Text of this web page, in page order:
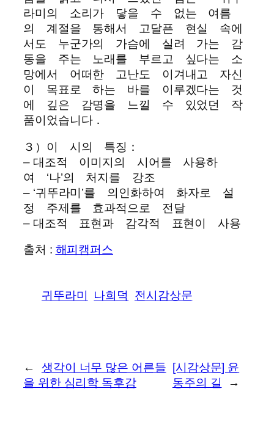
라미의 소리가 닿을 수 없는 여름
의 계절을 통해서 고달픈 현실 속에
서도 누군가의 가슴에 실려 가는 감
동을 주는 노래를 부르고 싶다는 소
망에서 어떠한 고난도 이겨내고 자신
이 목표로 하는 바를 이루겠다는 것
에 깊은 감명을 느낄 수 있었던 작
품이었습니다．
３）이 시의 특징：
– 대조적 이미지의 시어를 사용하
여 ‘나’의 처지를 강조
– ‘귀뚜라미’를 의인화하여 화자로 설
정 주제를 효과적으로 전달
– 대조적 표현과 감각적 표현이 사용
출처 : 해피캠퍼스
귀뚜라미 나희덕 전시감상문
←
생각이 너무 많은 어른들
을 위한 심리학 독후감
[시감상문] 윤
동주의 길
→